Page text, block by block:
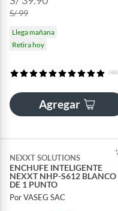
S/ 99
Llega mañana
Retira hoy
(48)
Agregar
NEXXT SOLUTIONS
ENCHUFE INTELIGENTE
NEXXT NHP-S612 BLANCO
DE 1 PUNTO
Por VASEG SAC